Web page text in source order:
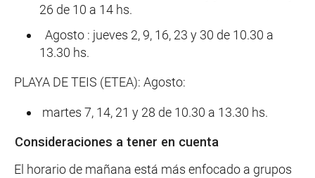
26 de 10 a 14 hs.
Agosto : jueves 2, 9, 16, 23 y 30 de 10.30 a
13.30 hs.
PLAYA DE TEIS (ETEA): Agosto:
martes 7, 14, 21 y 28 de 10.30 a 13.30 hs.
Consideraciones a tener en cuenta
El horario de mañana está más enfocado a grupos